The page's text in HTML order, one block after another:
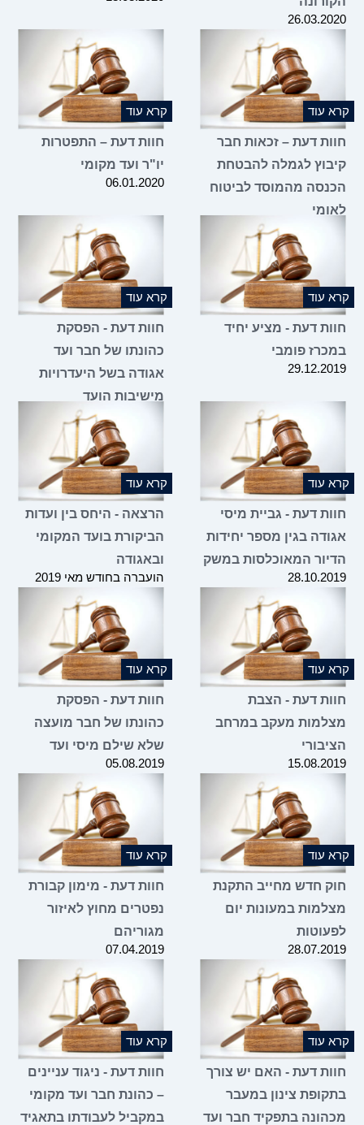
26.03.2020
קרא עוד
חוות דעת – זכאות חבר
קיבוץ לגמלה להבטחת
הכנסה מהמוסד לביטוח
לאומי
קרא עוד
חוות דעת – התפטרות
יו"ר ועד מקומי
06.01.2020
קרא עוד
חוות דעת - מציע יחיד
במכרז פומבי
29.12.2019
קרא עוד
חוות דעת - הפסקת
כהונתו של חבר ועד
אגודה בשל היעדרויות
מישיבות הועד
קרא עוד
חוות דעת - גביית מיסי
אגודה בגין מספר יחידות
הדיור המאוכלסות במשק
28.10.2019
קרא עוד
הרצאה - היחס בין ועדות
הביקורת בועד המקומי
ובאגודה
הועברה בחודש מאי 2019
קרא עוד
חוות דעת - הצבת
מצלמות מעקב במרחב
הציבורי
15.08.2019
קרא עוד
חוות דעת - הפסקת
כהונתו של חבר מועצה
שלא שילם מיסי ועד
05.08.2019
קרא עוד
חוק חדש מחייב התקנת
מצלמות במעונות יום
לפעוטות
28.07.2019
קרא עוד
חוות דעת - מימון קבורת
נפטרים מחוץ לאיזור
מגוריהם
07.04.2019
קרא עוד
חוות דעת - האם יש צורך
בתקופת צינון במעבר
מכהונה בתפקיד חבר ועד
קרא עוד
חוות דעת - ניגוד עניינים
– כהונת חבר ועד מקומי
במקביל לעבודתו בתאגיד